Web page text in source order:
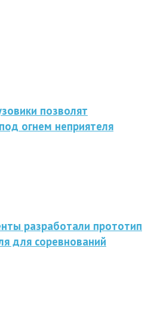
позволят
огнем неприятеля
разработали прототип
для соревнований